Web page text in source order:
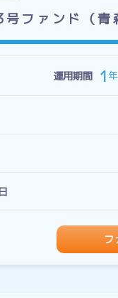
ファンド（青
運用期間 1 年
フ